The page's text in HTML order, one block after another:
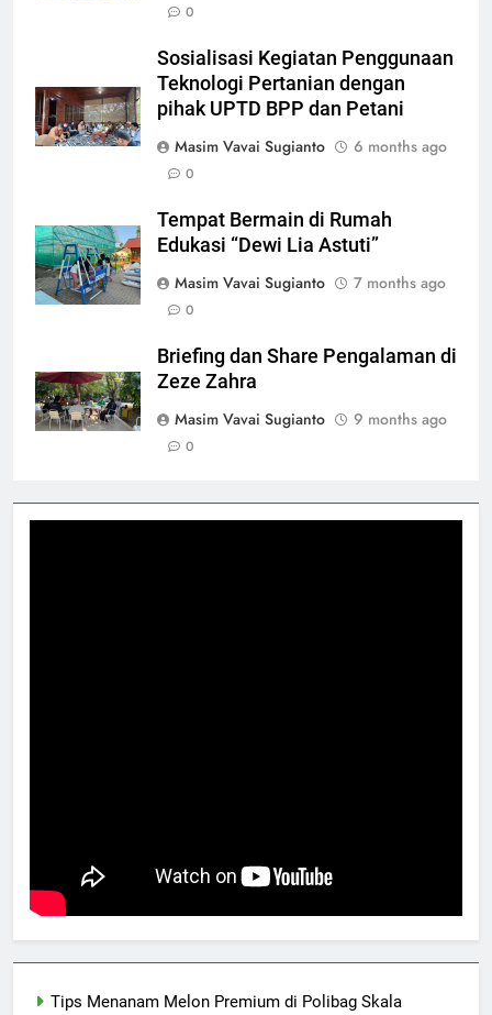
0
Sosialisasi Kegiatan Penggunaan
Teknologi Pertanian dengan
pihak UPTD BPP dan Petani
Masim Vavai Sugianto
6 months ago
0
Tempat Bermain di Rumah
Edukasi “Dewi Lia Astuti”
Masim Vavai Sugianto
7 months ago
0
Briefing dan Share Pengalaman di
Zeze Zahra
Masim Vavai Sugianto
9 months ago
0
Tips Menanam Melon Premium di Polibag Skala